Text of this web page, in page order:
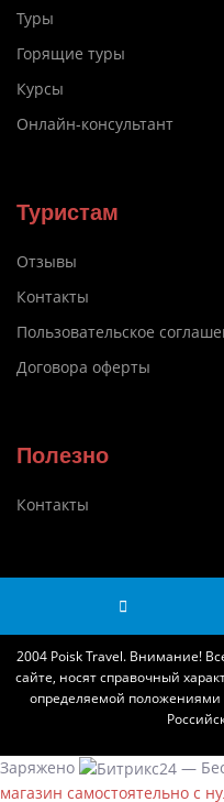
Туры
Горящие туры
Курсы
Онлайн-консультант
Туристам
Отзывы
Контакты
Пользовательское
Договора оферты
Полезно
Контакты
2004 Poisk Travel. Внимание!
сайте, носят справочный
определяемой положениями
Заряжено —
магазин самостоятельно с